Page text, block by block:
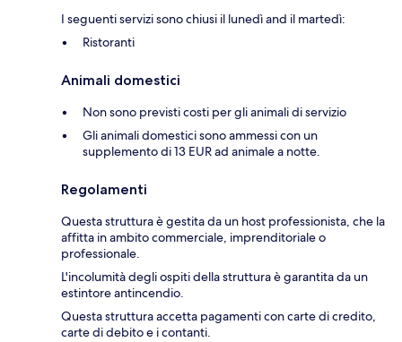
I seguenti servizi sono chiusi il lunedì and il martedì:
Ristoranti
Animali domestici
Non sono previsti costi per gli animali di servizio
Gli animali domestici sono ammessi con un
supplemento di 13 EUR ad animale a notte.
Regolamenti
Questa struttura è gestita da un host professionista, che la
affitta in ambito commerciale, imprenditoriale o
professionale.
L'incolumità degli ospiti della struttura è garantita da un
estintore antincendio.
Questa struttura accetta pagamenti con carte di credito,
carte di debito e i contanti.